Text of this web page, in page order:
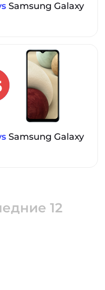
Samsung Galaxy
Samsung Galaxy
12